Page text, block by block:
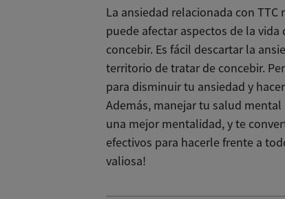
La ansiedad relacionada con
puede afectar aspectos de la
concebir. Es fácil descartar la
territorio de tratar de concebir.
para disminuir tu ansiedad y
Además, manejar tu salud
una mejor mentalidad, y te
efectivos para hacerle frente a
valiosa!